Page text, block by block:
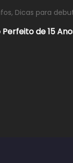
, Dicas para
de 15